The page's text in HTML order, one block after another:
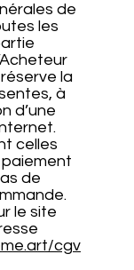
de
les
la
à
d’une
celles
de
le site
cgv